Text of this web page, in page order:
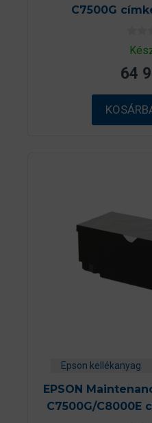
C7500G
0
a
5
b
ő
l
64
Epson kellékanyag
EPSON
C7500G/C8000E